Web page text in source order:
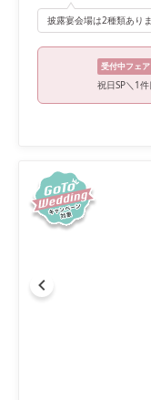
受付中フェア